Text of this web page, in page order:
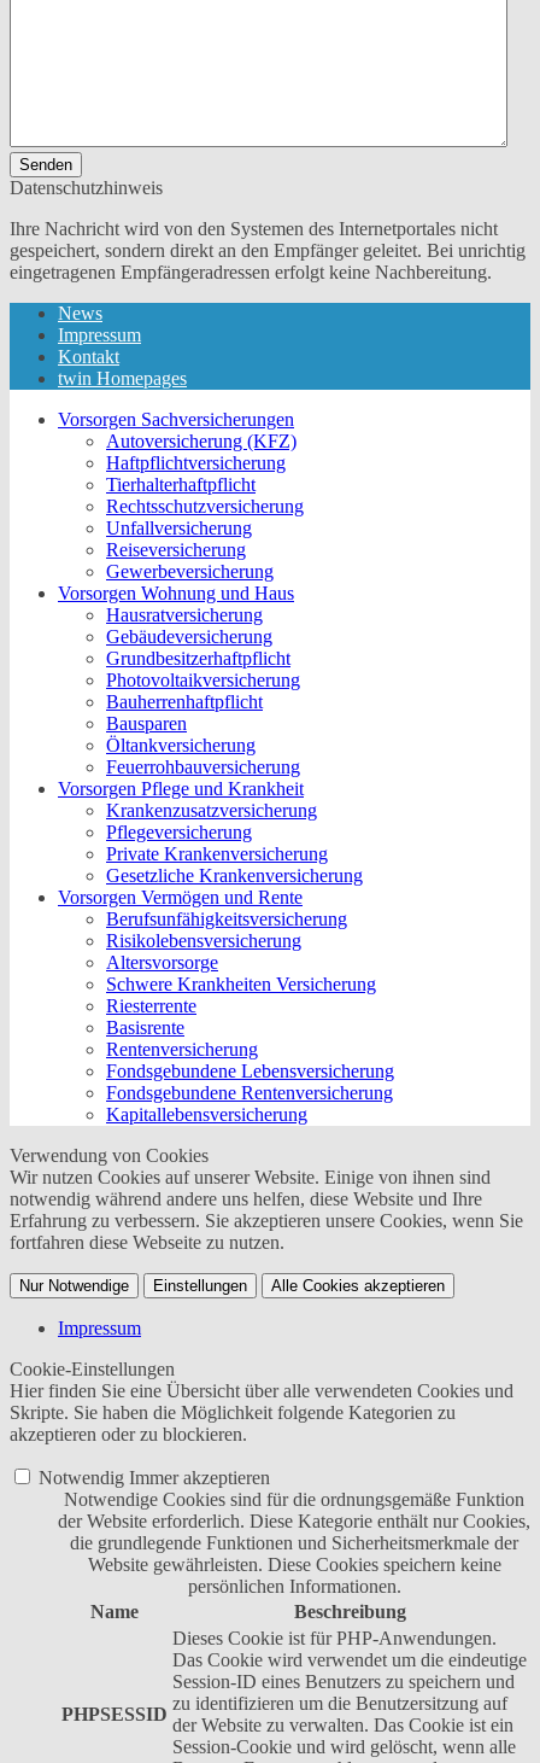
Senden
Datenschutzhinweis
Ihre Nachricht wird von den Systemen des Internetportales nicht
gespeichert, sondern direkt an den Empfänger geleitet. Bei unrichtig
eingetragenen Empfängeradressen erfolgt keine Nachbereitung.
News
Impressum
Kontakt
twin Homepages
Vorsorgen Sachversicherungen
Autoversicherung (KFZ)
Haftpflichtversicherung
Tierhalterhaftpflicht
Rechtsschutzversicherung
Unfallversicherung
Reiseversicherung
Gewerbeversicherung
Vorsorgen Wohnung und Haus
Hausratversicherung
Gebäudeversicherung
Grundbesitzerhaftpflicht
Photovoltaikversicherung
Bauherrenhaftpflicht
Bausparen
Öltankversicherung
Feuerrohbauversicherung
Vorsorgen Pflege und Krankheit
Krankenzusatzversicherung
Pflegeversicherung
Private Krankenversicherung
Gesetzliche Krankenversicherung
Vorsorgen Vermögen und Rente
Berufs­unfähigkeitsversicherung
Risikolebensversicherung
Altersvorsorge
Schwere Krankheiten Versicherung
Riesterrente
Basisrente
Rentenversicherung
Fondsgebundene Lebensversicherung
Fondsgebundene Rentenversicherung
Kapitallebensversicherung
Verwendung von Cookies
Wir nutzen Cookies auf unserer Website. Einige von ihnen sind
notwendig während andere uns helfen, diese Website und Ihre
Erfahrung zu verbessern. Sie akzeptieren unsere Cookies, wenn Sie
fortfahren diese Webseite zu nutzen.
Nur Notwendige Einstellungen Alle Cookies akzeptieren
Impressum
Cookie-Einstellungen
Hier finden Sie eine Übersicht über alle verwendeten Cookies und
Skripte. Sie haben die Möglichkeit folgende Kategorien zu
akzeptieren oder zu blockieren.
Notwendig Immer akzeptieren
Notwendige Cookies sind für die ordnungsgemäße Funktion
der Website erforderlich. Diese Kategorie enthält nur Cookies,
die grundlegende Funktionen und Sicherheitsmerkmale der
Website gewährleisten. Diese Cookies speichern keine
persönlichen Informationen.
Name
Beschreibung
PHPSESSID
Dieses Cookie ist für PHP-Anwendungen.
Das Cookie wird verwendet um die eindeutige
Session-ID eines Benutzers zu speichern und
zu identifizieren um die Benutzersitzung auf
der Website zu verwalten. Das Cookie ist ein
Session-Cookie und wird gelöscht, wenn alle